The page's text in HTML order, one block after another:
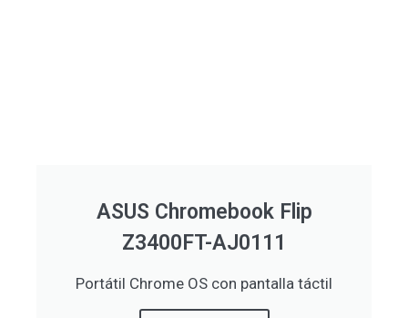
ASUS Chromebook Flip
Z3400FT-AJ0111
Portátil Chrome OS con pantalla táctil